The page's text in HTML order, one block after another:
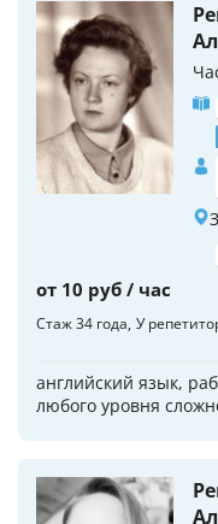
от 10 руб / час
Стаж 34 года У
английский язык,
любого уровня